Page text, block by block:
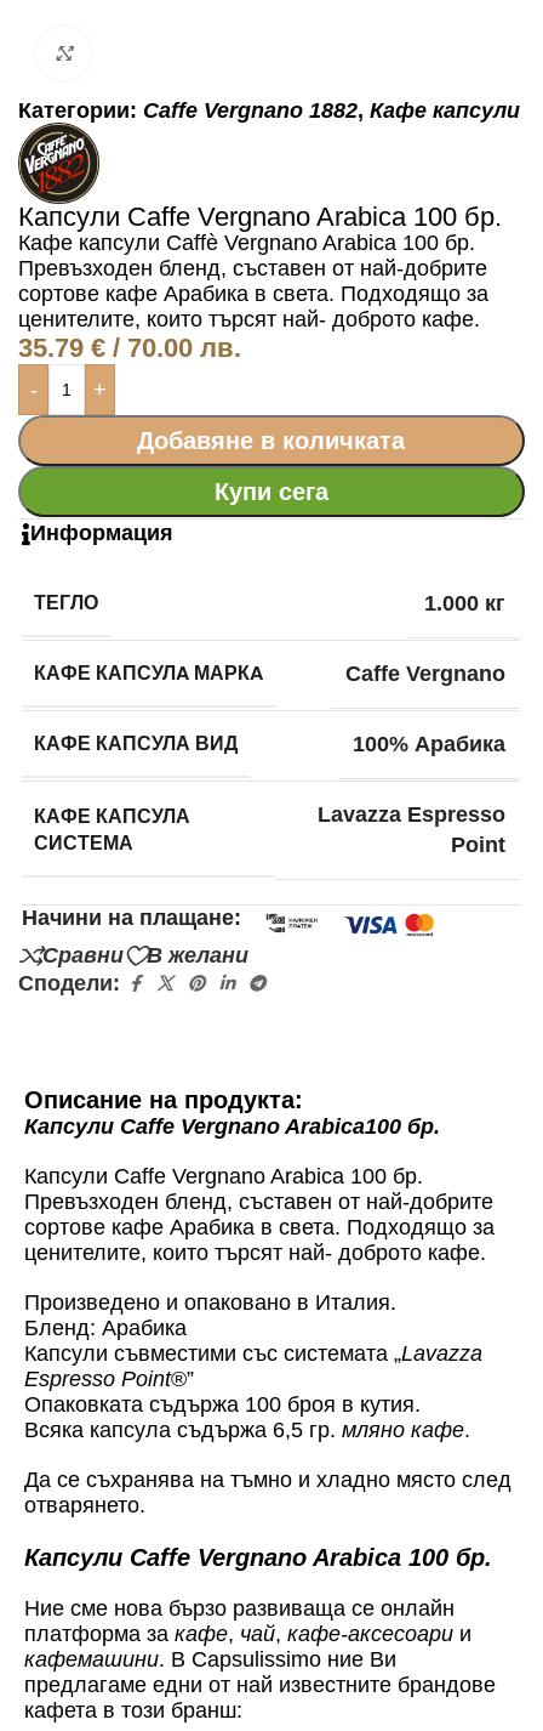
Категории: Caffe Vergnano 1882, Кафе капсули
Капсули Caffe Vergnano Arabica 100 бр.
Кафе капсули Caffè Vergnano Arabica 100 бр.
Превъзходен бленд, съставен от най-добрите
сортове кафе Арабика в света. Подходящо за
ценителите, които търсят най- доброто кафе.
35.79 € / 70.00 лв.
- +
Добавяне в количката
Купи сега
Информация
ТЕГЛО 1.000 кг
КАФЕ КАПСУЛA МАРКA Caffe Vergnano
КАФЕ КАПСУЛА ВИД 100% Арабика
КАФЕ КАПСУЛА
СИСТЕМА
Lavazza Espresso
Point
Начини на плащане:
Сравни
В желани
Сподели:
Описание на продукта:
Капсули Caffe Vergnano Arabica100 бр.
Капсули Caffe Vergnano Arabica 100 бр.
Превъзходен бленд, съставен от най-добрите
сортове кафе Арабика в света. Подходящо за
ценителите, които търсят най- доброто кафе.
Произведено и опаковано в Италия.
Бленд: Арабика
Капсули съвместими със системата „Lavazza
Espresso Point®”
Опаковката съдържа 100 броя в кутия.
Всяка капсула съдържа 6,5 гр. мляно кафе.
Да се съхранява на тъмно и хладно място след
отварянето.
Капсули Caffe Vergnano Arabica 100 бр.
Ние сме нова бързо развиваща се онлайн
платформа за кафе, чай, кафе-аксесоари и
кафемашини. В Capsulissimo ние Ви
предлагаме едни от най известните брандове
кафета в този бранш: